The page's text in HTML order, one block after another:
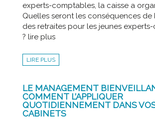
experts-comptables, la caisse a
Quelles seront les conséquences de
des retraites pour les jeunes
? lire plus
LIRE PLUS
LE MANAGEMENT
COMMENT L’APPLIQUER
QUOTIDIENNEMENT DANS
CABINETS